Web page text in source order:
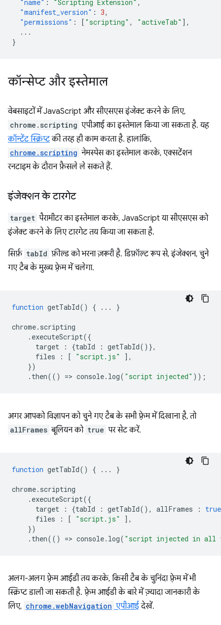
"name" : "Scripting Extension" ,
"manifest_version" : 3,
"permissions" : [ "scripting" , "activeTab" ],
...
}
कॉन्सेप्ट और इस्तेमाल
वेबसाइटों में JavaScript और सीएसएस इंजेक्ट करने के लिए,
chrome.scripting एपीआई का इस्तेमाल किया जा सकता है. यह
कॉन्टेंट स्क्रिप्टकी तरह ही काम करता है. हालांकि,
chrome.scripting नेमस्पेस का इस्तेमाल करके, एक्सटेंशन
रनटाइम के दौरान फ़ैसले ले सकते हैं.
इंजेक्शन के टारगेट
target पैरामीटर का इस्तेमाल करके, JavaScript या सीएसएस को
इंजेक्ट करने के लिए टारगेट तय किया जा सकता है.
सिर्फ़ tabId फ़ील्ड को भरना ज़रूरी है. डिफ़ॉल्ट रूप से, इंजेक्शन, चुने
गए टैब के मुख्य फ़्रेम में चलेगा.
function getTabId() { ... }
chrome. scripting
. executeScript({
target
: {tabId : getTabId()},
files
: [ "script.js"
],
})
. then(() => console. log( "script injected" ));
अगर आपको विज्ञापन को चुने गए टैब के सभी फ़्रेम में दिखाना है, तो
allFrames बूलियन को true पर सेट करें.
function getTabId() { ... }
chrome. scripting
. executeScript({
target
: {tabId : getTabId(), allFrames :
true
files
: [ "script.js"
],
})
. then(() => console. log( "script injected in all
अलग-अलग फ़्रेम आईडी तय करके, किसी टैब के चुनिंदा फ़्रेम में भी
स्क्रिप्ट डाली जा सकती है. फ़्रेम आईडी के बारे में ज़्यादा जानकारी के
लिए, chrome.webNavigation एपीआईदेखें.